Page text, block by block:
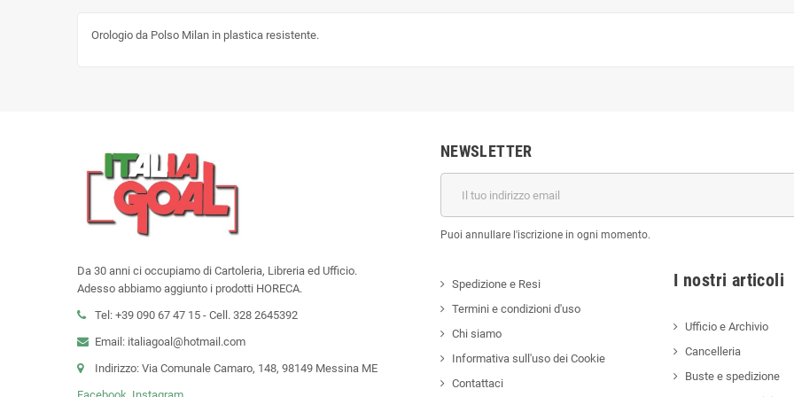
Orologio da Polso Milan in plastica resistente.
Da 30 anni ci occupiamo di Cartoleria, Libreria ed Ufficio.
Adesso abbiamo aggiunto i prodotti HORECA.
Tel: +39 090 67 47 15 - Cell. 328 2645392
Email: italiagoal@hotmail.com
Indirizzo: Via Comunale Camaro, 148, 98149 Messina ME
NEWSLETTER
Puoi annullare l'iscrizione in ogni momento.
Spedizione e Resi
Termini e condizioni d'uso
Chi siamo
Informativa sull'uso dei Cookie
Contattaci
I nostri
Ufficio e Archivio
Cancelleria
Buste e spedizione